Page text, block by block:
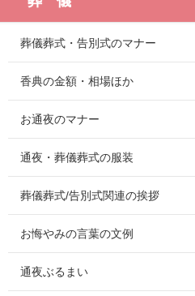
葬儀葬式・告別式のマナー
香典の金額・相場ほか
お通夜のマナー
通夜・葬儀葬式の服装
葬儀葬式/告別式関連の挨拶
お悔やみの言葉の文例
通夜ぶるまい